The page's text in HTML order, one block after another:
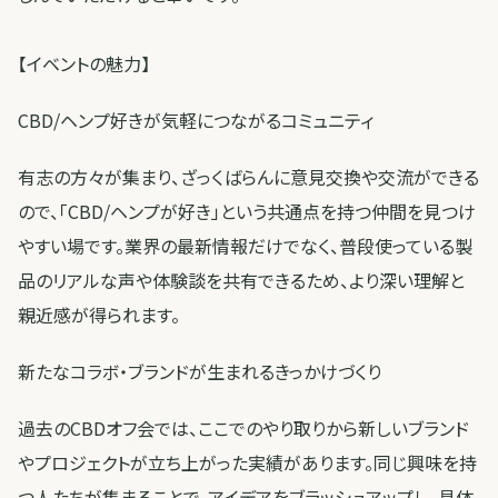
【イベントの魅力】
CBD/ヘンプ好きが気軽につながるコミュニティ
有志の方々が集まり、ざっくばらんに意見交換や交流ができる
ので、「CBD/ヘンプが好き」という共通点を持つ仲間を見つけ
やすい場です。業界の最新情報だけでなく、普段使っている製
品のリアルな声や体験談を共有できるため、より深い理解と
親近感が得られます。
新たなコラボ・ブランドが生まれるきっかけづくり
過去のCBDオフ会では、ここでのやり取りから新しいブランド
やプロジェクトが立ち上がった実績があります。同じ興味を持